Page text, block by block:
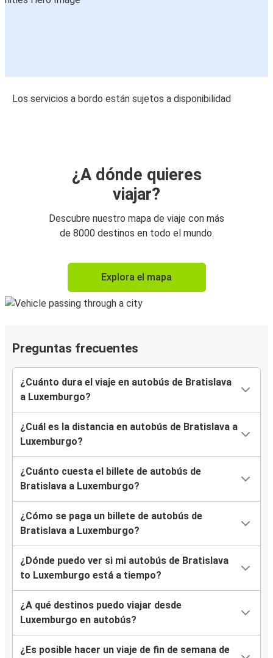
Los servicios a bordo están sujetos a disponibilidad
¿A dónde quieres
viajar?
Descubre nuestro mapa de viaje con más
de 8000 destinos en todo el mundo.
Explora el mapa
Preguntas frecuentes
¿Cuánto dura el viaje en autobús de Bratislava
a Luxemburgo?
¿Cuál es la distancia en autobús de Bratislava a
Luxemburgo?
¿Cuánto cuesta el billete de autobús de
Bratislava a Luxemburgo?
¿Cómo se paga un billete de autobús de
Bratislava a Luxemburgo?
¿Dónde puedo ver si mi autobús de Bratislava
to Luxemburgo está a tiempo?
¿A qué destinos puedo viajar desde
Luxemburgo en autobús?
¿Es posible hacer un viaje de fin de semana de